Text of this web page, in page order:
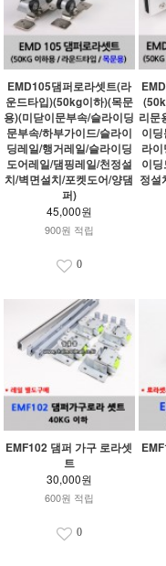
EMD105댐퍼로라셋트(라
운드타입)(50kg이하)(목문
용)(미닫이문부속/슬라이딩
문부속/하부가이드/슬라이
딩레일/행거레일/슬라이딩
도어레일/댐핑레일/천정설
치/벽면설치/포켓도어/양댐
퍼)
45,000원
900원 적립
0
리문
이
라
이
정설
EMF102 댐퍼 가구 로라셋
트
30,000원
600원 적립
0